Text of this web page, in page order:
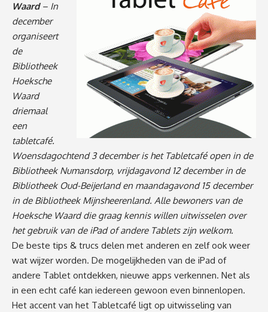
Waard– In
december
organiseert
de
Bibliotheek
Hoeksche
Waard
driemaal
een
tabletcafé.
Woensdagochtend 3 december is het Tabletcafé open in de
Bibliotheek Numansdorp, vrijdagavond 12 december in de
Bibliotheek Oud-Beijerland en maandagavond 15 december
in de Bibliotheek Mijnsheerenland. Alle bewoners van de
Hoeksche Waard die graag kennis willen uitwisselen over
het gebruik van de iPad of andere Tablets zijn welkom.
De beste tips & trucs delen met anderen en zelf ook weer
wat wijzer worden. De mogelijkheden van de iPad of
andere Tablet ontdekken, nieuwe apps verkennen. Net als
in een echt café kan iedereen gewoon even binnenlopen.
Het accent van het Tabletcafé ligt op uitwisseling van